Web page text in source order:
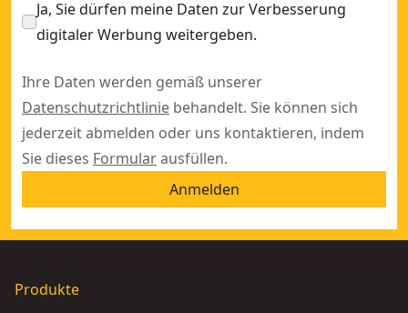
Ja, Sie dürfen meine Daten zur Verbesserung
digitaler Werbung weitergeben.
Ihre Daten werden gemäß unserer
Datenschutzrichtlinie behandelt. Sie können sich
jederzeit abmelden oder uns kontaktieren, indem
Sie dieses Formularausfüllen.
Anmelden
Produkte